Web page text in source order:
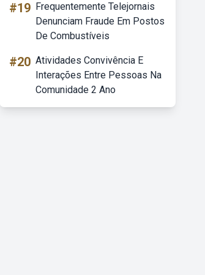
#19 Frequentemente Telejornais
Denunciam Fraude Em Postos
De Combustíveis
#20 Atividades Convivência E
Interações Entre Pessoas Na
Comunidade 2 Ano